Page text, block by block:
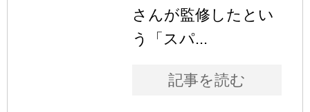
さんが監修したとい
う「スパ...
記事を読む